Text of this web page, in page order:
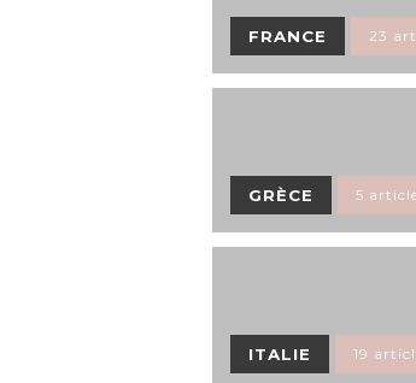
FRANCE 23
GRÈCE 5
ITALIE 19